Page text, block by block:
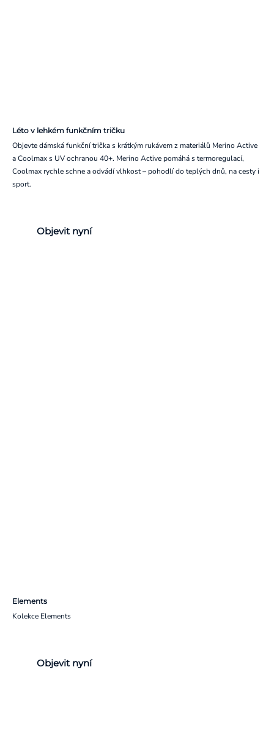
Léto v lehkém funkčním tričku
Objevte dámská funkční trička s krátkým rukávem z materiálů Merino Active
a Coolmax s UV ochranou 40+. Merino Active pomáhá s termoregulací,
Coolmax rychle schne a odvádí vlhkost – pohodlí do teplých dnů, na cesty i
sport.
Objevit nyní
Elements
Kolekce Elements
Objevit nyní